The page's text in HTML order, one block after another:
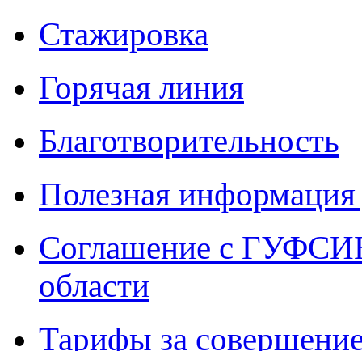
Стажировка
Горячая линия
Благотворительность
Полезная
Соглашение с
области
Тарифы за